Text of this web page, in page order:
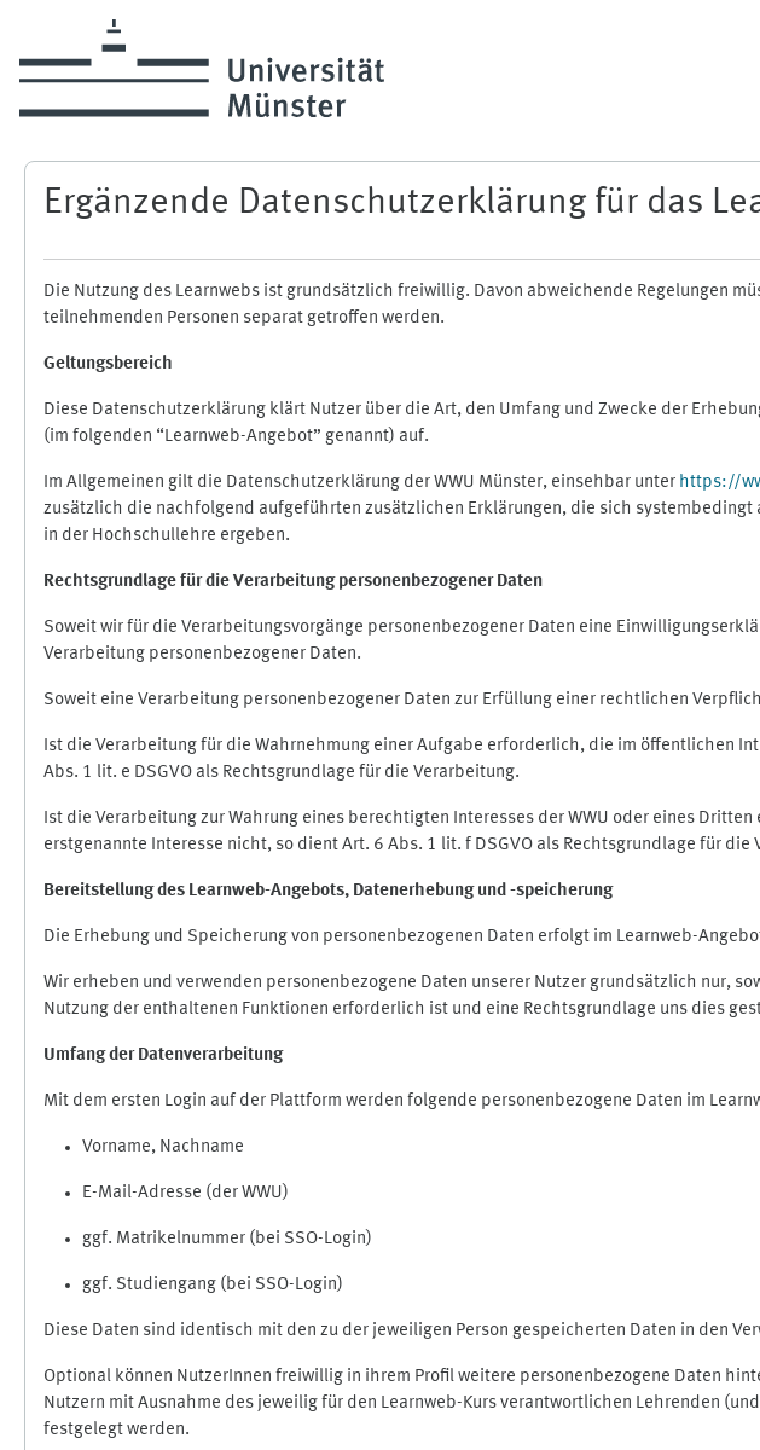
Ergänzende Datenschutzerklärung für das
Die Nutzung des Learnwebs ist grundsätzlich freiwillig. Davon abweichende Regelungen
teilnehmenden Personen separat getroffen werden.
Geltungsbereich
Diese Datenschutzerklärung klärt Nutzer über die Art, den Umfang und Zwecke der
(im folgenden “Learnweb-Angebot” genannt) auf.
Im Allgemeinen gilt die Datenschutzerklärung der WWU Münster, einsehbar unter https://
zusätzlich die nachfolgend aufgeführten zusätzlichen Erklärungen, die sich
in der Hochschullehre ergeben.
Rechtsgrundlage für die Verarbeitung personenbezogener Daten
Soweit wir für die Verarbeitungsvorgänge personenbezogener Daten eine
Verarbeitung personenbezogener Daten.
Soweit eine Verarbeitung personenbezogener Daten zur Erfüllung einer rechtlichen
Ist die Verarbeitung für die Wahrnehmung einer Aufgabe erforderlich, die im öffentlichen
Abs. 1 lit. e DSGVO als Rechtsgrundlage für die Verarbeitung.
Ist die Verarbeitung zur Wahrung eines berechtigten Interesses der WWU oder eines
erstgenannte Interesse nicht, so dient Art. 6 Abs. 1 lit. f DSGVO als Rechtsgrundlage für
Bereitstellung des Learnweb-Angebots, Datenerhebung und -speicherung
Die Erhebung und Speicherung von personenbezogenen Daten erfolgt im Learnweb-
Wir erheben und verwenden personenbezogene Daten unserer Nutzer grundsätzlich nur,
Nutzung der enthaltenen Funktionen erforderlich ist und eine Rechtsgrundlage uns dies
Umfang der Datenverarbeitung
Mit dem ersten Login auf der Plattform werden folgende personenbezogene Daten im
Vorname, Nachname
E-Mail-Adresse (der WWU)
ggf. Matrikelnummer (bei SSO-Login)
ggf. Studiengang (bei SSO-Login)
Diese Daten sind identisch mit den zu der jeweiligen Person gespeicherten Daten in den
Optional können NutzerInnen freiwillig in ihrem Profil weitere personenbezogene Daten
Nutzern mit Ausnahme des jeweilig für den Learnweb-Kurs verantwortlichen Lehrenden
festgelegt werden.